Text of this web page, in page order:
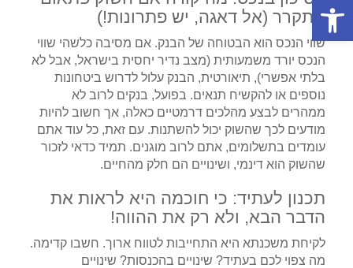
מתקרר (אל דאגה, יש פתרונות!)
שווי הנכס הוא הבטוחה של הבנק. אם מסיבה כלשהי שווי
הנכס יורד משמעותית (מצב נדיר יחסית בישראל, אבל לא
בלתי אפשרי), תיאורטית, הבנק עלול לדרוש ביטחונות
נוספים או להקשיח תנאים. בפועל, בנקים לרוב לא
ממהרים לבצע מהלכים דרמטיים כאלה, אך חשוב להיות
מודעים לכך שהשוק יכול להשתנות. עם זאת, כל עוד אתם
עומדים בתשלומים, אתם לרוב מוגנים. תמיד כדאי לזכור
שהשוק הוא דינמי, ושינויים הם חלק מהחיים.
תכנון לעתיד: כי חוכמה היא לראות את
הדבר הבא, ולא רק את ההווה!
לקיחת משכנתא היא התחייבות לטווח ארוך. חשבו קדימה.
מה צפוי לכם בעתיד? שינויים בהכנסות? שינויים